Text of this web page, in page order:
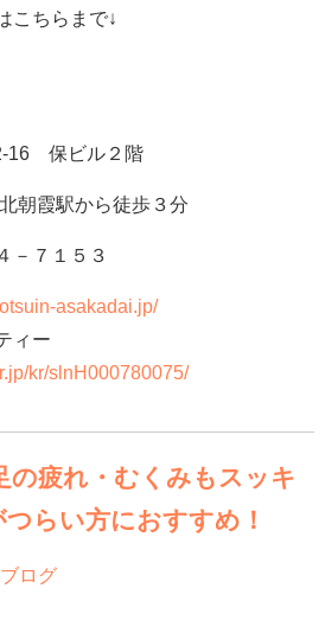
こちらまで↓
16 保ビル２階
朝霞駅から徒歩３分
－７１５３
asakadai.jp/
ィー
kr/slnH000780075/
の疲れ・むくみもスッキ
らい方におすすめ！
ブログ